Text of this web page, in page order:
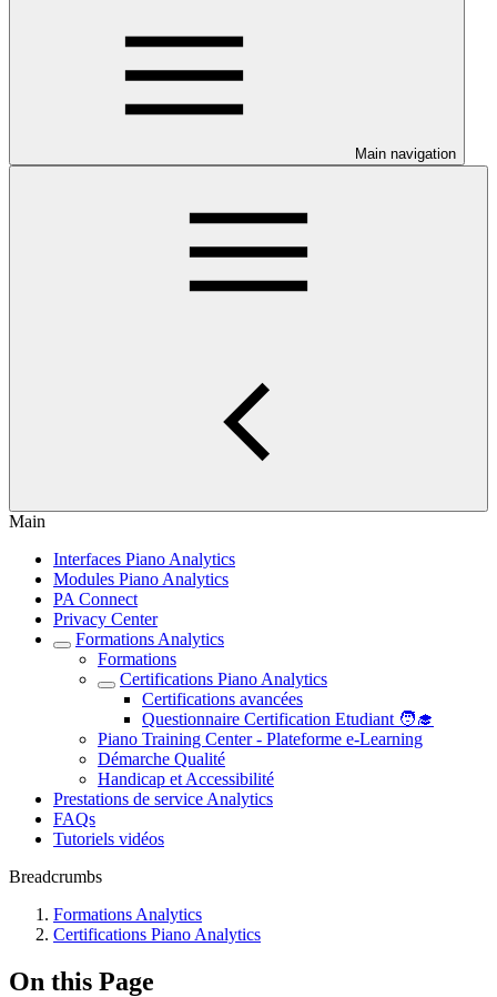
Main navigation
Main
Interfaces Piano Analytics
Modules Piano Analytics
PA Connect
Privacy Center
Formations Analytics
Formations
Certifications Piano Analytics
Certifications avancées
Questionnaire Certification Etudiant 🧑‍🎓
Piano Training Center - Plateforme e-Learning
Démarche Qualité
Handicap et Accessibilité
Prestations de service Analytics
FAQs
Tutoriels vidéos
Breadcrumbs
Formations Analytics
Certifications Piano Analytics
On this Page